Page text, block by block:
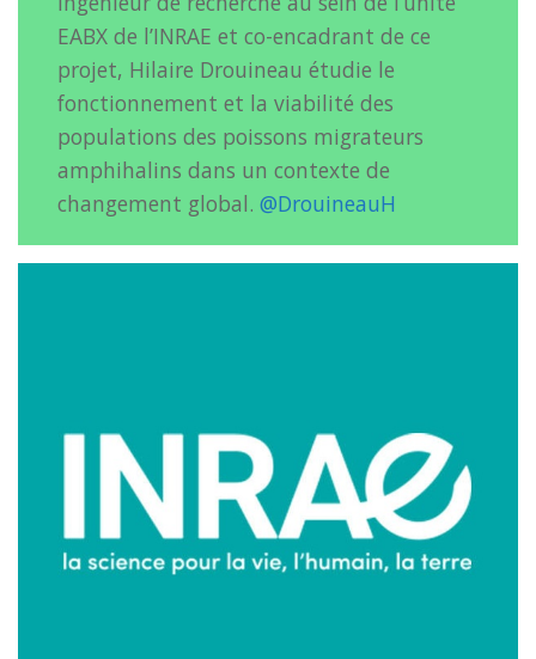
EABX de l’INRAE et co-encadrant de ce
projet, Hilaire Drouineau étudie le
fonctionnement et la viabilité des
populations des poissons migrateurs
amphihalins dans un contexte de
changement global.@DrouineauH